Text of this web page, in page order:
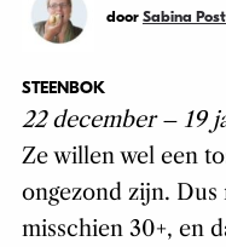
door Sabina
STEENBOK
22 december – 19
Ze willen wel een
ongezond zijn. Dus
misschien 30+, en